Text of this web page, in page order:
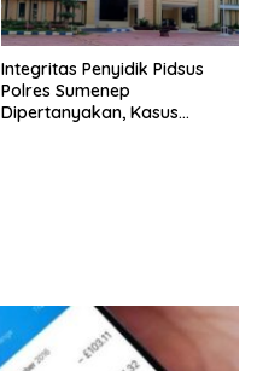
Integritas Penyidik Pidsus
Polres Sumenep
Dipertanyakan, Kasus